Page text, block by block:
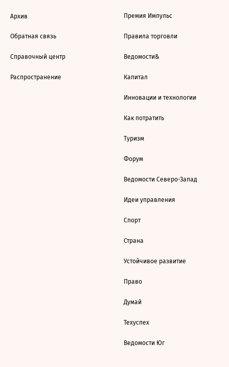
Архив
Обратная связь
Справочный центр
Распространение
Премия Импульс
Правила торговли
Ведомости&
Капитал
Инновации и технологии
Как потратить
Туризм
Форум
Ведомости Северо-Запад
Идеи управления
Спорт
Страна
Устойчивое развитие
Право
Думай
Техуспех
Ведомости Юг